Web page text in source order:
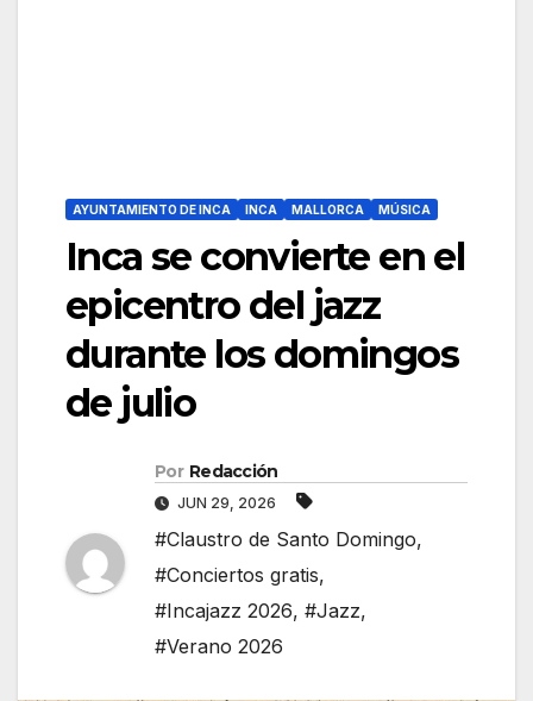
AYUNTAMIENTO DE INCA INCA MALLORCA MÚSICA
Inca se convierte en el
epicentro del jazz
durante los domingos
de julio
Por Redacción
JUN 29, 2026
#Claustro de Santo Domingo,
#Conciertos gratis,
#Incajazz 2026, #Jazz,
#Verano 2026